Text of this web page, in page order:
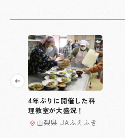
4年ぶりに開催した料
理教室が大盛況！
山梨県 JAふえふき